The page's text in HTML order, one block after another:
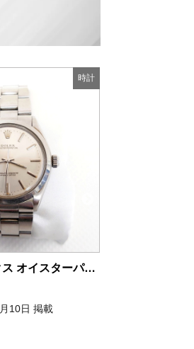
時計
RADO ラドー キャプテンクック 734.6127.3 腕時計
10日 掲載